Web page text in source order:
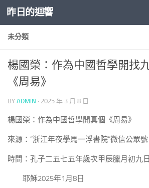
Skip to content
昨日的迴響
未分類
楊國榮：作為中國哲學開找
《周易》
BY ADMIN · 2025 年 3 月 8 日
楊國榮：作為中國哲學開真個《周易》
來源：“浙江年夜學馬一浮書院”微信公眾號
時間：孔子二五七五年歲次甲辰臘月初九
耶穌2025年1月8日